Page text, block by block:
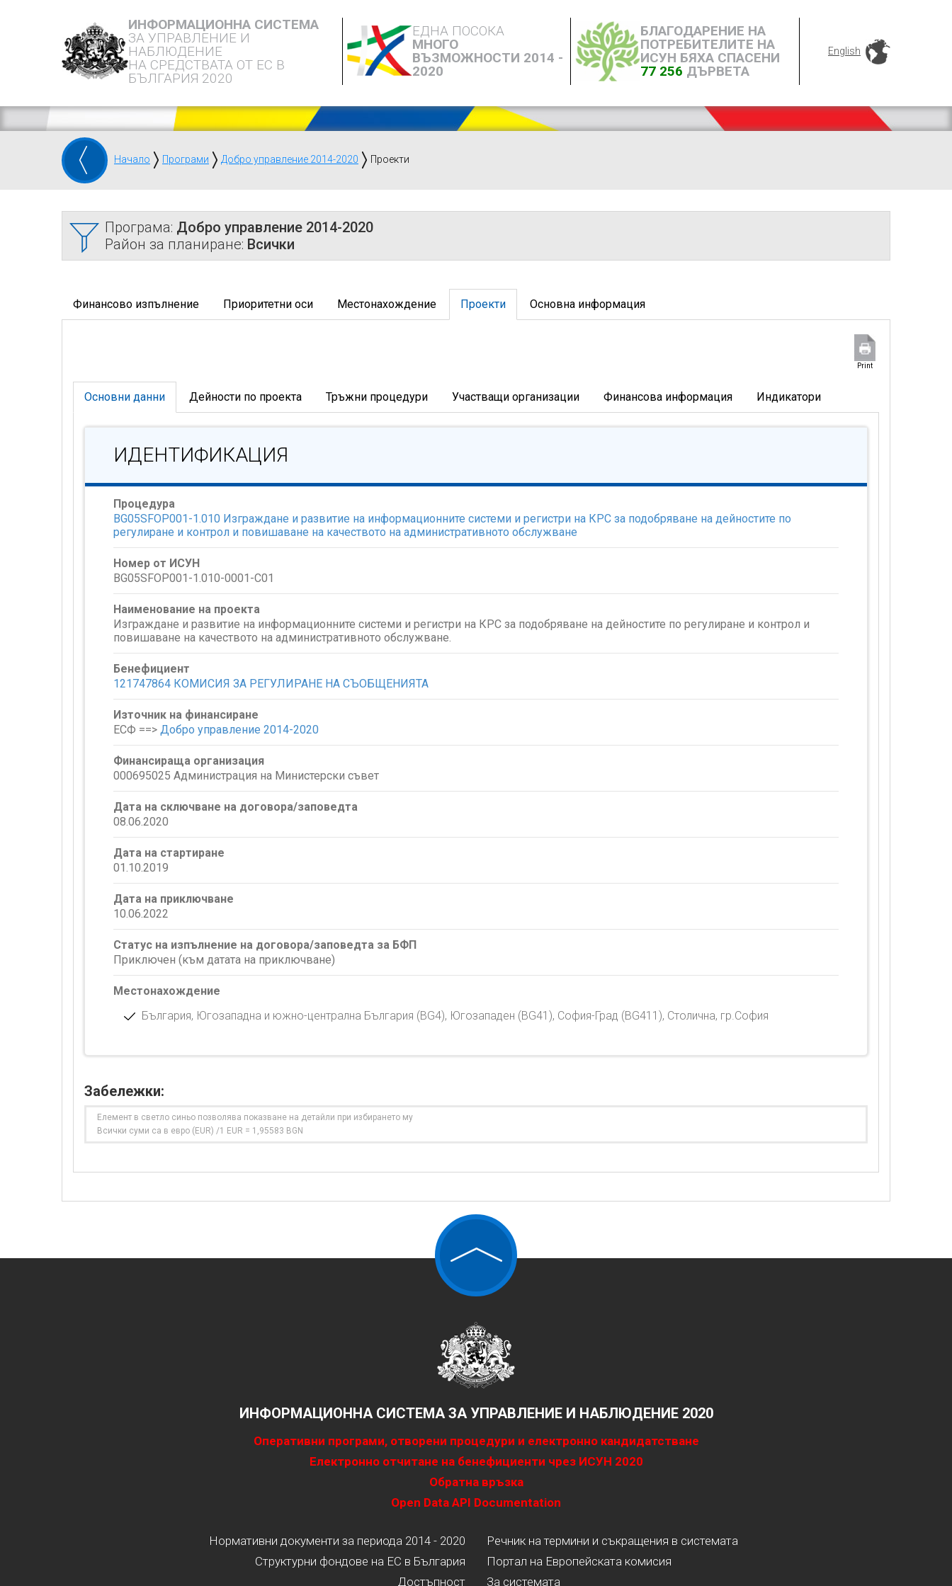
ИНФОРМАЦИОННА СИСТЕМА
ЗА УПРАВЛЕНИЕ И
НАБЛЮДЕНИЕ
НА СРЕДСТВАТА ОТ ЕС В
БЪЛГАРИЯ 2020
ЕДНА ПОСОКА
МНОГО
ВЪЗМОЖНОСТИ 2014 -
2020
БЛАГОДАРЕНИЕ НА
ПОТРЕБИТЕЛИТЕ НА
ИСУН БЯХА СПАСЕНИ
77 256 ДЪРВЕТА
English
Начало Програми Добро управление 2014-2020 Проекти
Програма: Добро управление 2014-2020
Район за планиране: Всички
Финансово изпълнение Приоритетни оси Местонахождение Проекти Основна информация
Print
Основни данни Дейности по проекта Тръжни процедури Участващи организации Финансова информация Индикатори
ИДЕНТИФИКАЦИЯ
Процедура
BG05SFOP001-1.010 Изграждане и развитие на информационните системи и регистри на КРС за подобряване на дейностите по
регулиране и контрол и повишаване на качеството на административното обслужване
Номер от ИСУН
BG05SFOP001-1.010-0001-C01
Наименование на проекта
Изграждане и развитие на информационните системи и регистри на КРС за подобряване на дейностите по регулиране и контрол и
повишаване на качеството на административното обслужване.
Бенефициент
121747864 КОМИСИЯ ЗА РЕГУЛИРАНЕ НА СЪОБЩЕНИЯТА
Източник на финансиране
ЕСФ ==> Добро управление 2014-2020
Финансираща организация
000695025 Администрация на Министерски съвет
Дата на сключване на договора/заповедта
08.06.2020
Дата на стартиране
01.10.2019
Дата на приключване
10.06.2022
Статус на изпълнение на договора/заповедта за БФП
Приключен (към датата на приключване)
Местонахождение
България, Югозападна и южно-централна България (BG4), Югозападен (BG41), София-Град (BG411), Столична, гр.София
Забележки:
Елемент в светло синьо позволява показване на детайли при избирането му
Всички суми са в евро (EUR) /1 EUR = 1,95583 BGN
ИНФОРМАЦИОННА СИСТЕМА ЗА УПРАВЛЕНИЕ И НАБЛЮДЕНИЕ 2020
Оперативни програми, отворени процедури и електронно кандидатстване
Електронно отчитане на бенефициенти чрез ИСУН 2020
Обратна връзка
Open Data API Documentation
Нормативни документи за периода 2014 - 2020
Структурни фондове на ЕС в България
Достъпност
Речник на термини и съкращения в системата
Портал на Европейската комисия
За системата